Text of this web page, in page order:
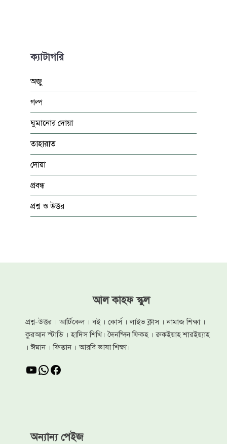
ক্যাটাগরি
অজু
গল্প
ঘুমানোর দোয়া
তাহারাত
দোয়া
প্রবন্ধ
প্রশ্ন ও উত্তর
আল কাহফ স্কুল
প্রশ্ন-উত্তর । আর্টিকেল । বই । কোর্স । লাইভ ক্লাস । নামাজ শিক্ষা ।
কুরআন স্টাডি । হাদিস শিখি। দৈনন্দিন ফিকহ । রুকইয়াহ শারইয়্যাহ
। ঈমান । ফিতান । আরবি ভাষা শিক্ষা।
YouTube
WhatsApp
Facebook
অন্যান্য পেইজ